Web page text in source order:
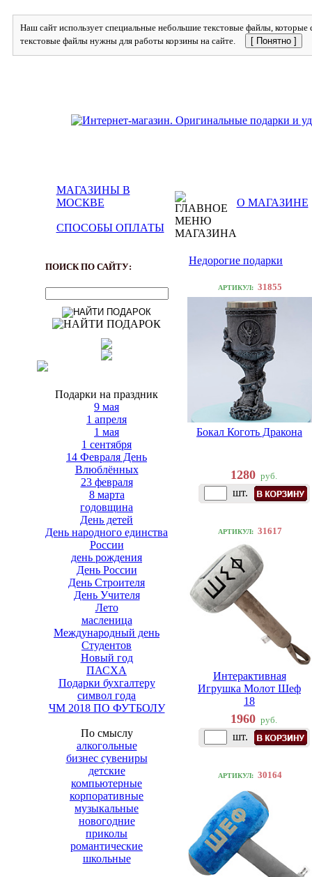
Наш сайт использует специальные небольшие текстовые файлы,
текстовые файлы нужны для работы корзины на сайте.
[ Понятно ]
МАГАЗИНЫ В
МОСКВЕ
О МАГАЗИНЕ
СПОСОБЫ ОПЛАТЫ
ПОИСК ПО САЙТУ:
Подарки на праздник
9 мая
1 апреля
1 мая
1 сентября
14 Февраля День
Влюблённых
23 февраля
8 марта
годовщина
День детей
День народного единства
России
день рождения
День России
День Строителя
День Учителя
Лето
масленица
Международный день
Студентов
Новый год
ПАСХА
Подарки бухгалтеру
символ года
ЧМ 2018 ПО ФУТБОЛУ
По смыслу
алкогольные
бизнес сувениры
детские
компьютерные
корпоративные
музыкальные
новогодние
приколы
романтические
школьные
Недорогие подарки
АРТИКУЛ: 31855
Бокал Коготь Дракона
1280 руб.
шт.
АРТИКУЛ: 31617
Интерактивная
Игрушка Молот Шеф
18
1960 руб.
шт.
АРТИКУЛ: 30164